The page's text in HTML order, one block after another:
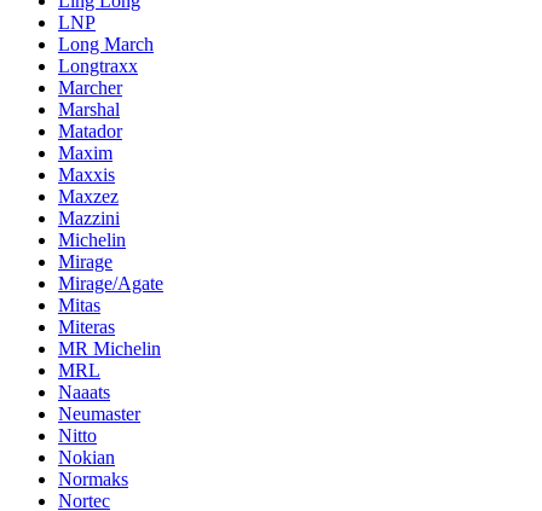
LNP
Long March
Longtraxx
Marcher
Marshal
Matador
Maxim
Maxxis
Maxzez
Mazzini
Michelin
Mirage
Mirage/Agate
Mitas
Miteras
MR Michelin
MRL
Naaats
Neumaster
Nitto
Nokian
Normaks
Nortec